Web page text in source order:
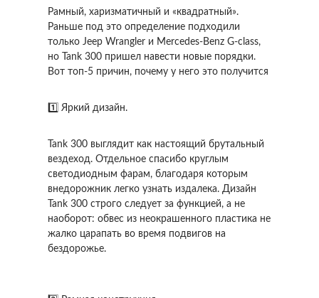
Рамный, харизматичный и «квадратный».
Раньше под это определение подходили
только Jeep Wrangler и Mercedes-Benz G-class,
но Tank 300 пришел навести новые порядки.
Вот топ-5 причин, почему у него это получится
1️⃣ Яркий дизайн.
Tank 300 выглядит как настоящий брутальный
вездеход. Отдельное спасибо круглым
светодиодным фарам, благодаря которым
внедорожник легко узнать издалека. Дизайн
Tank 300 строго следует за функцией, а не
наоборот: обвес из неокрашенного пластика не
жалко царапать во время подвигов на
бездорожье.